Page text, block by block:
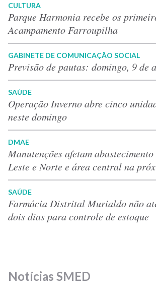
CULTURA
Parque Harmonia recebe os
Acampamento Farroupilha
GABINETE DE COMUNICAÇÃO SOCIAL
Previsão de pautas: domingo, 9 de
SAÚDE
Operação Inverno abre cinco
neste domingo
DMAE
Manutenções afetam abastecimento
Leste e Norte e área central na
SAÚDE
Farmácia Distrital Murialdo não
dois dias para controle de estoque
Notícias SMED